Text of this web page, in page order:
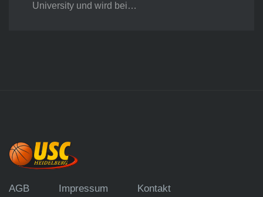
University und wird bei…
AGB Impressum
Kontakt